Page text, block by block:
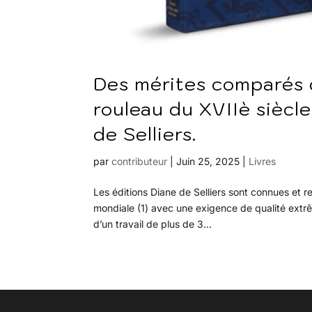
Des mérites
rouleau du XVIIè
de Selliers.
parcontributeur |Juin 25, 2025 Livres
Les éditions Diane de Selliers sont connues et
mondiale (1) avec une exigence de qualité
d’un travail de plus de 3...